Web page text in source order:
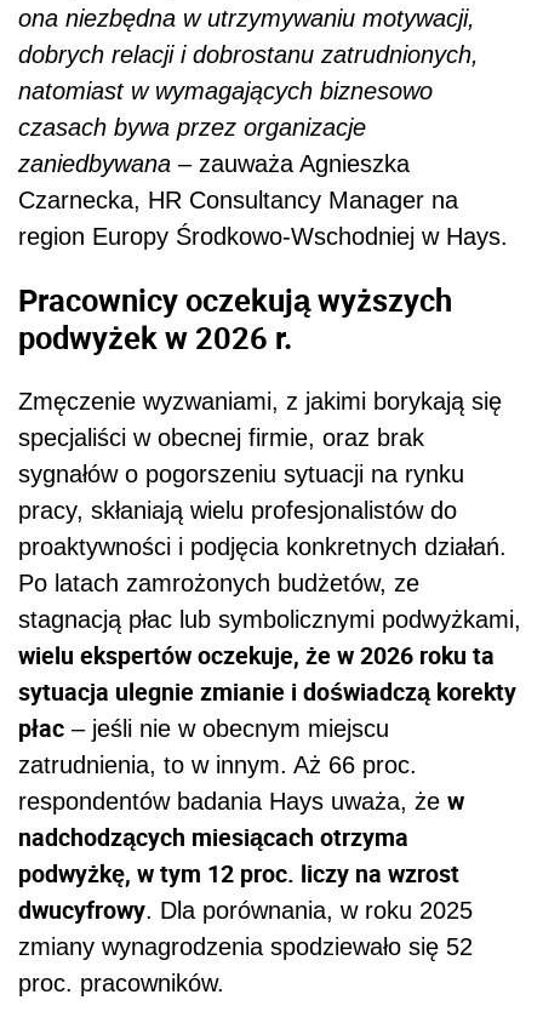
ona niezbędna w utrzymywaniu motywacji,
dobrych relacji i dobrostanu zatrudnionych,
natomiast w wymagających biznesowo
czasach bywa przez organizacje
zaniedbywana – zauważa Agnieszka
Czarnecka, HR Consultancy Manager na
region Europy Środkowo-Wschodniej w Hays.
Pracownicy oczekują wyższych
podwyżek w 2026 r.
Zmęczenie wyzwaniami, z jakimi borykają się
specjaliści w obecnej firmie, oraz brak
sygnałów o pogorszeniu sytuacji na rynku
pracy, skłaniają wielu profesjonalistów do
proaktywności i podjęcia konkretnych działań.
Po latach zamrożonych budżetów, ze
stagnacją płac lub symbolicznymi podwyżkami,
wielu ekspertów oczekuje, że w 2026 roku ta
sytuacja ulegnie zmianie i doświadczą korekty
płac – jeśli nie w obecnym miejscu
zatrudnienia, to w innym. Aż 66 proc.
respondentów badania Hays uważa, że w
nadchodzących miesiącach otrzyma
podwyżkę, w tym 12 proc. liczy na wzrost
dwucyfrowy. Dla porównania, w roku 2025
zmiany wynagrodzenia spodziewało się 52
proc. pracowników.